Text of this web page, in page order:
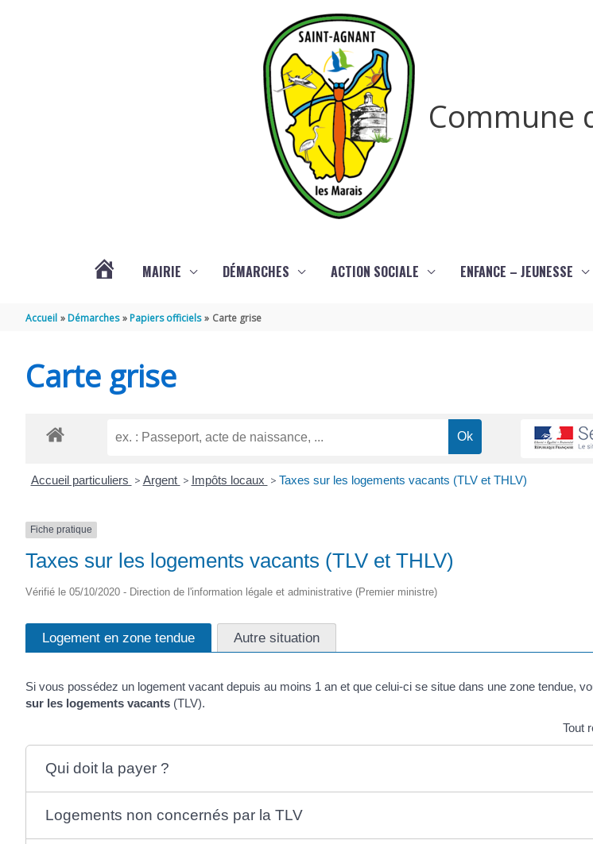
Commune
SAINT-
MAIRIE DÉMARCHES ACTION SOCIALE ENFANCE – JEUNESSE
Accueil Démarches Papiers officiels Carte grise
Carte grise
Accueil particuliers > Argent > Impôts locaux > Taxes sur les logements vacants (TLV et THLV)
Fiche pratique
Taxes sur les logements vacants (TLV et THLV)
Vérifié le 05/10/2020 - Direction de l'information légale et administrative (Premier ministre)
Logement en zone tendue Autre situation
Si vous possédez un logement vacant depuis au moins 1 an et que celui-ci se situe dans une zone tendue,
sur les logements vacants (TLV).
Tout
Qui doit la payer ?
Logements non concernés par la TLV